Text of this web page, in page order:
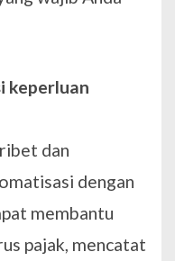
keperluan
dan
dengan
membantu
pajak, mencatat